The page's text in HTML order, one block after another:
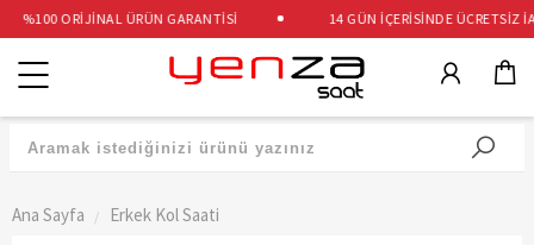
%100 ORİJİNAL ÜRÜN GARANTİSİ 14 GÜN İÇERİSİNDE ÜCRETSİZ
Kategoriler
Ana Sayfa Erkek Kol Saati